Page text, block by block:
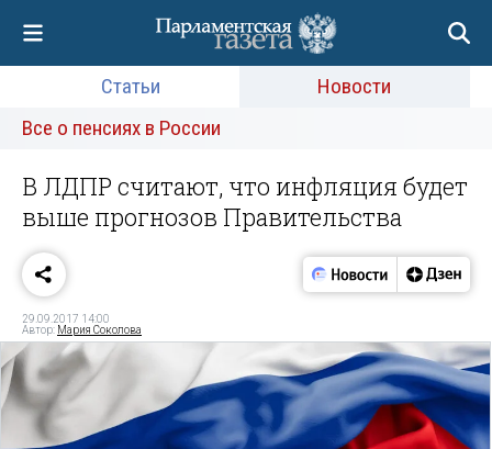
Статьи
Новости
Все о пенсиях в России
В ЛДПР считают, что инфляция будет
выше прогнозов Правительства
29.09.2017 14:00
Автор: Мария Соколова